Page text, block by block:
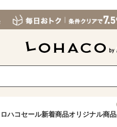
ロハコセール新着商品オリジナル商品